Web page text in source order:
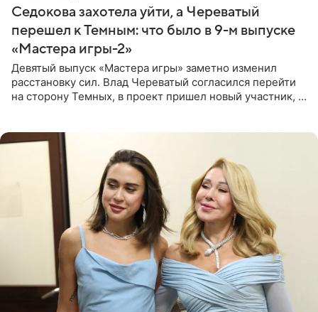
Седокова захотела уйти, а Череватый
перешел к Темным: что было в 9-м выпуске
«Мастера игры-2»
Девятый выпуск «Мастера игры» заметно изменил
расстановку сил. Влад Череватый согласился перейти
на сторону Темных, в проект пришел новый участник, а